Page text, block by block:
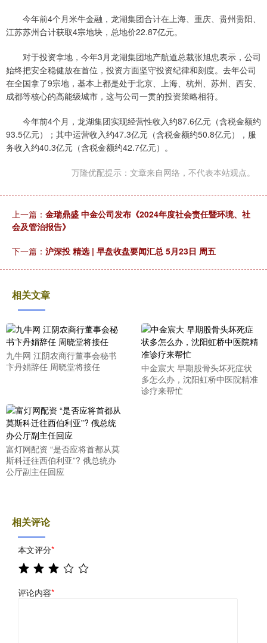
今年前4个月米牛金融，龙湖集团合计在上海、重庆、贵州贵阳、
江苏苏州合计获取4宗地块，总地价22.87亿元。
对于投资拿地，今年3月龙湖集团地产航道总裁张旭忠表示，公司
始终把安全稳健放在首位，投资方面坚守投资纪律和刻度。去年公司
在全国拿了9宗地，基本上都是处于北京、上海、杭州、苏州、西安、
成都等核心的高能级城市，这与公司一贯的投资策略相符。
今年前4个月，龙湖集团实现经营性收入约87.6亿元（含税金额约
93.5亿元）；其中运营收入约47.3亿元（含税金额约50.8亿元），服
务收入约40.3亿元（含税金额约42.7亿元）。
万隆优配提示：文章来自网络，不代表本站观点。
上一篇： 金瑞鼎盛 中金公司发布《2024年度社会责任暨环境、社
会及管治报告》
下一篇： 沪深投 精选 | 早盘收盘要闻汇总 5月23日 周五
相关文章
九牛网 江阴农商行董事会秘书
卞丹娟辞任 周晓堂将接任
中金宸大 早期股骨头坏死症状
多怎么办，沈阳虹桥中医院精准
诊疗来帮忙
富灯网配资 “是否应将首都从莫
斯科迁往西伯利亚”? 俄总统办
公厅副主任回应
相关评论
本文评分*
评论内容*